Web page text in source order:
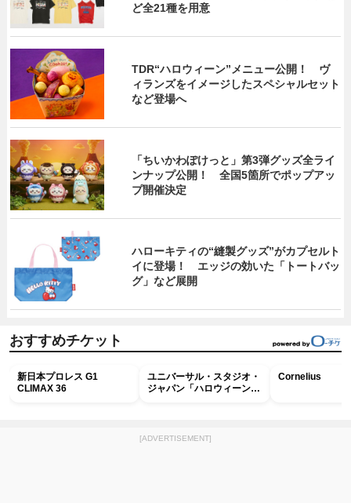
ど全21種を用意
TDR“ハロウィーン”メニュー公開！ ヴ
ィランズをイメージしたスペシャルセット
など登場へ
「ちいかわぽけっと」第3弾グッズ全ライ
ンナップ公開！ 全国5箇所でポップアッ
プ開催決定
ハローキティの“縫製グッズ”がカプセルト
イに登場！ エッジの効いた「トートバッ
グ」など展開
おすすめチケット
新日本プロレス G1
CLIMAX 36
ユニバーサル・スタジオ・
ジャパン「ハロウィーン・
Cornelius
[ADVERTISEMENT]